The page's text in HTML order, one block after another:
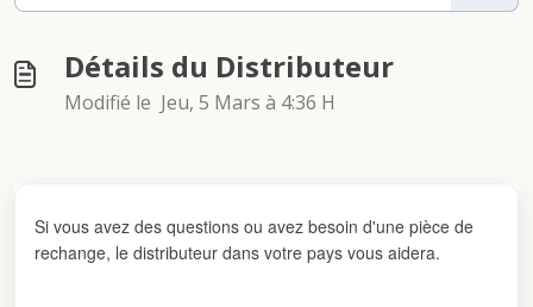
Détails du Distributeur
Modifié le Jeu, 5 Mars à 4:36 H
Si vous avez des questions ou avez besoin d'une pièce de
rechange, le distributeur dans votre pays vous aidera.